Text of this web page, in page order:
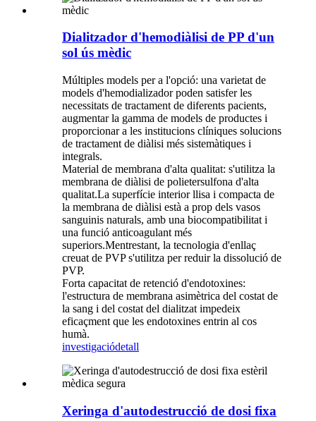
Dialitzador d'hemodiàlisi de PP d'un
sol ús mèdic
Múltiples models per a l'opció: una varietat de
models d'hemodializador poden satisfer les
necessitats de tractament de diferents pacients,
augmentar la gamma de models de productes i
proporcionar a les institucions clíniques solucions
de tractament de diàlisi més sistemàtiques i
integrals.
Material de membrana d'alta qualitat: s'utilitza la
membrana de diàlisi de polietersulfona d'alta
qualitat.La superfície interior llisa i compacta de
la membrana de diàlisi està a prop dels vasos
sanguinis naturals, amb una biocompatibilitat i
una funció anticoagulant més
superiors.Mentrestant, la tecnologia d'enllaç
creuat de PVP s'utilitza per reduir la dissolució de
PVP.
Forta capacitat de retenció d'endotoxines:
l'estructura de membrana asimètrica del costat de
la sang i del costat del dialitzat impedeix
eficaçment que les endotoxines entrin al cos
humà.
investigaciódetall
Xeringa d'autodestrucció de dosi fixa